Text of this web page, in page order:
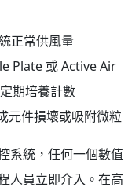
正常供風量
Plate 或 Active Air
期培養計數
元件損壞或吸附微粒
系統，任何一個數值
人員立即介入。在高